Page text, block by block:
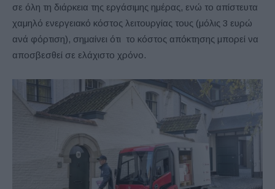
σε όλη τη διάρκεια της εργάσιμης ημέρας, ενώ το απίστευτα
χαμηλό ενεργειακό κόστος λειτουργίας τους (μόλις 3 ευρώ
ανά φόρτιση), σημαίνει ότι το κόστος απόκτησης μπορεί να
αποσβεσθεί σε ελάχιστο χρόνο.